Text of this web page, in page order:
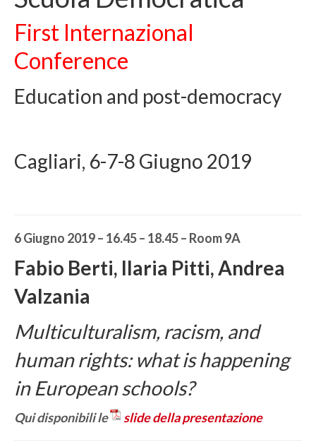
EU-EaSI Reticulate
FMPS RicreAzione
F.A.M.I. Demetra
Erasmus+ IHR
DIDATTICA e FORMAZIONE
FORMAZIONE
EVENTI e NEWS
EVENTI
First Internazional
Conference
Education and post-democracy
Cagliari, 6-7-8 Giugno 2019
6 Giugno 2019 – 16.45 – 18.45 – Room 9A
Fabio Berti, Ilaria Pitti, Andrea
Valzania
Multiculturalism, racism, and
human rights: what is happening
in European schools?
Qui disponibili le slide della presentazione